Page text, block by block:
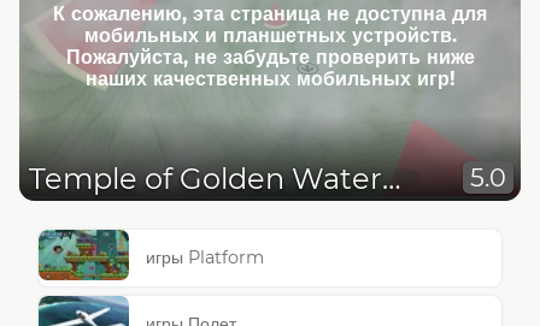
К сожалению, эта страница не доступна для
мобильных и планшетных устройств.
Пожалуйста, не забудьте проверить ниже
наших качественных мобильных игр!
Temple of Golden Watermelon 5.0
игры Platform